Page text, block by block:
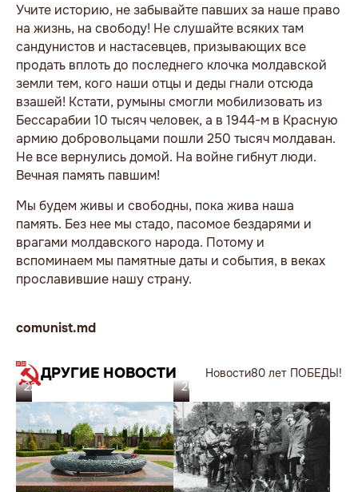
Учите историю, не забывайте павших за наше право
на жизнь, на свободу! Не слушайте всяких там
сандунистов и настасевцев, призывающих все
продать вплоть до последнего клочка молдавской
земли тем, кого наши отцы и деды гнали отсюда
взашей! Кстати, румыны смогли мобилизовать из
Бессарабии 10 тысяч человек, а в 1944-м в Красную
армию добровольцами пошли 250 тысяч молдаван.
Не все вернулись домой. На войне гибнут люди.
Вечная память павшим!
Мы будем живы и свободны, пока жива наша
память. Без нее мы стадо, пасомое бездарями и
врагами молдавского народа. Потому и
вспоминаем мы памятные даты и события, в веках
прославившие нашу страну.
comunist.md
ДРУГИЕ НОВОСТИ Новости80 лет ПОБЕДЫ!
22.08.24
20.08.24